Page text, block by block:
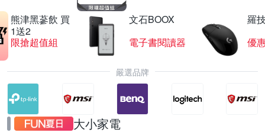
熊津黑蔘飲 買
1送2
限搶超值組
文石BOOX
電子書閱讀器
羅
優
嚴選品牌
大小家電